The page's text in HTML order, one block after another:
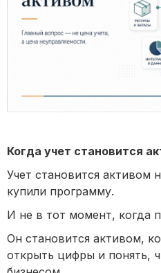
Когда учет становится
Учет становится активом
купили программу.
И не в тот момент, когда
Он становится активом,
открыть цифры и понять,